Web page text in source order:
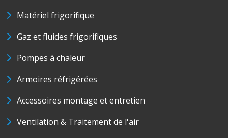
Matériel frigorifique
Gaz et fluides frigorifiques
Pompes à chaleur
Armoires réfrigérées
Accessoires montage et entretien
Ventilation & Traitement de l'air